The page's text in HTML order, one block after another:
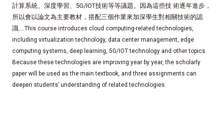
計算系統、深度學習、5G/IOT技術等等議題。因為這些技 術逐年進步，
所以會以論文為主要教材，搭配三個作業來加深學生對相關技術的認
識.... This course introduces cloud computing-related technologies,
including virtualization technology, data center management, edge
computing systems, deep learning, 5G/IOT technology and other topics.
Because these technologies are improving year by year, the scholarly
paper will be used as the main textbook, and three assignments can
deepen students’ understanding of related technologies.